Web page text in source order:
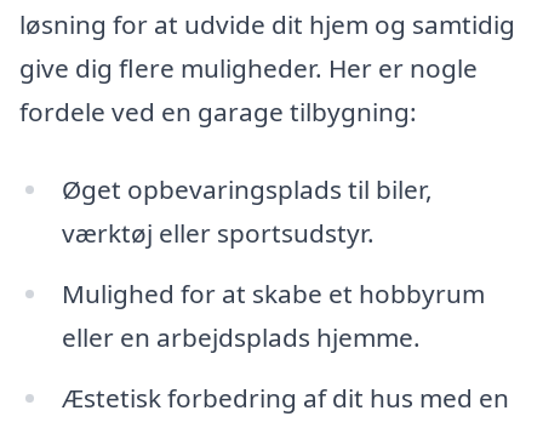
løsning for at udvide dit hjem og samtidig
give dig flere muligheder. Her er nogle
fordele ved en garage tilbygning:
Øget opbevaringsplads til biler,
værktøj eller sportsudstyr.
Mulighed for at skabe et hobbyrum
eller en arbejdsplads hjemme.
Æstetisk forbedring af dit hus med en